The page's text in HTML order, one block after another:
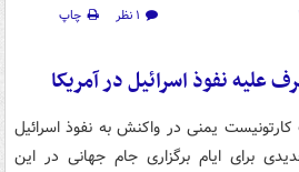
۱ نظر
چاپ
نفوذ اسرائیل در آمریکا
یمنی در واکنش به نفوذ اسرائیل
برای ایام برگزاری جام جهانی در این